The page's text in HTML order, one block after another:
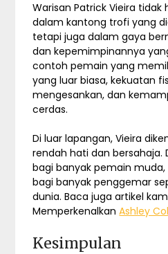
Warisan Patrick Vieira
dalam kantong trofi yang
tetapi juga dalam gaya
dan kepemimpinannya
contoh pemain yang
yang luar biasa, kekuatan
mengesankan, dan
cerdas.
Di luar lapangan, Vieira
rendah hati dan bersahaja.
bagi banyak pemain
bagi banyak penggemar
dunia. Baca juga artikel
MemperkenalkanAshley
Kesimpulan